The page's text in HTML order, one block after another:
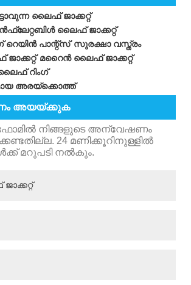
ലൈഫ് ജാക്കറ്റ്
ലൈഫ് ജാക്കറ്റ്
പാന്റ്സ് സുരക്ഷാ വസ്ത്രം
മറൈൻ ലൈഫ് ജാക്കറ്റ്
റിംഗ്
അരയ്ക്കൊത്ത്
അയയ്ക്കുക
നിങ്ങളുടെ അന്വേഷണം
24 മണിക്കൂറിനുള്ളിൽ
മറുപടി നൽകും.